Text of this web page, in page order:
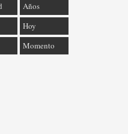
Años
Hoy
Momento